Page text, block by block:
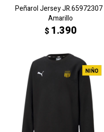
Peñarol Jersey JR.65972307
Amarillo
$ 1.390